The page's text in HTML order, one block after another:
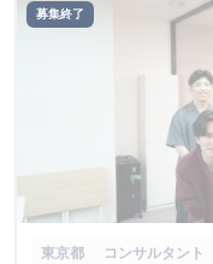
募集終了
東京都 コンサルタント